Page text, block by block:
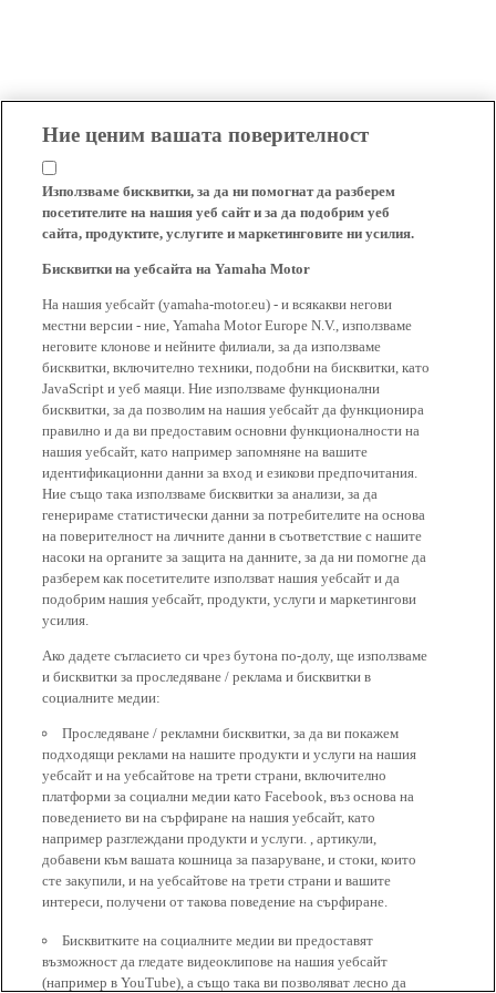
Ние ценим вашата поверителност
Използваме бисквитки, за да ни помогнат да разберем
посетителите на нашия уеб сайт и за да подобрим уеб
сайта, продуктите, услугите и маркетинговите ни усилия.
Бисквитки на уебсайта на Yamaha Motor
На нашия уебсайт (yamaha-motor.eu) - и всякакви негови
местни версии - ние, Yamaha Motor Europe N.V., използваме
неговите клонове и нейните филиали, за да използваме
бисквитки, включително техники, подобни на бисквитки, като
JavaScript и уеб маяци. Ние използваме функционални
бисквитки, за да позволим на нашия уебсайт да функционира
правилно и да ви предоставим основни функционалности на
нашия уебсайт, като например запомняне на вашите
идентификационни данни за вход и езикови предпочитания.
Ние също така използваме бисквитки за анализи, за да
генерираме статистически данни за потребителите на основа
на поверителност на личните данни в съответствие с нашите
насоки на органите за защита на данните, за да ни помогне да
разберем как посетителите използват нашия уебсайт и да
подобрим нашия уебсайт, продукти, услуги и маркетингови
усилия.
Ако дадете съгласието си чрез бутона по-долу, ще използваме
и бисквитки за проследяване / реклама и бисквитки в
социалните медии:
Проследяване / рекламни бисквитки, за да ви покажем
подходящи реклами на нашите продукти и услуги на нашия
уебсайт и на уебсайтове на трети страни, включително
платформи за социални медии като Facebook, въз основа на
поведението ви на сърфиране на нашия уебсайт, като
например разглеждани продукти и услуги. , артикули,
добавени към вашата кошница за пазаруване, и стоки, които
сте закупили, и на уебсайтове на трети страни и вашите
интереси, получени от такова поведение на сърфиране.
Бисквитките на социалните медии ви предоставят
възможност да гледате видеоклипове на нашия уебсайт
(например в YouTube), а също така ви позволяват лесно да